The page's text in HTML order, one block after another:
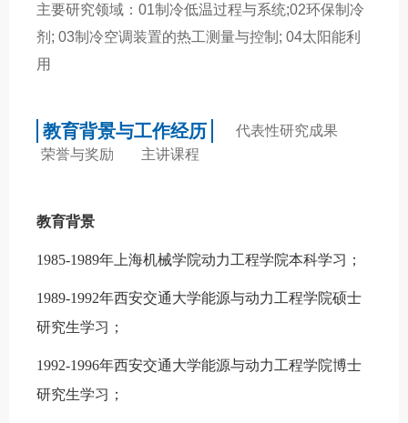
主要研究领域：01制冷低温过程与系统;02环保制冷
剂; 03制冷空调装置的热工测量与控制; 04太阳能利
用
教育背景与工作经历
代表性研究成果
荣誉与奖励
主讲课程
教育背景
1985-1989年上海机械学院动力工程学院本科学习；
1989-1992年西安交通大学能源与动力工程学院硕士
研究生学习；
1992-1996年西安交通大学能源与动力工程学院博士
研究生学习；